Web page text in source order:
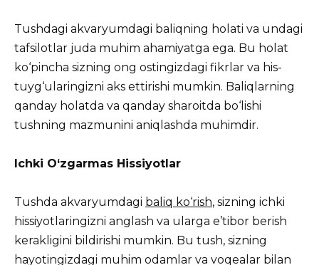
Tushdagi akvaryumdagi baliqning holati va undagi
tafsilotlar juda muhim ahamiyatga ega. Bu holat
ko‘pincha sizning ong ostingizdagi fikrlar va his-
tuyg‘ularingizni aks ettirishi mumkin. Baliqlarning
qanday holatda va qanday sharoitda bo‘lishi
tushning mazmunini aniqlashda muhimdir.
Ichki O‘zgarmas Hissiyotlar
Tushda akvaryumdagi baliq ko‘rish, sizning ichki
hissiyotlaringizni anglash va ularga e’tibor berish
kerakligini bildirishi mumkin. Bu tush, sizning
hayotingizdagi muhim odamlar va voqealar bilan